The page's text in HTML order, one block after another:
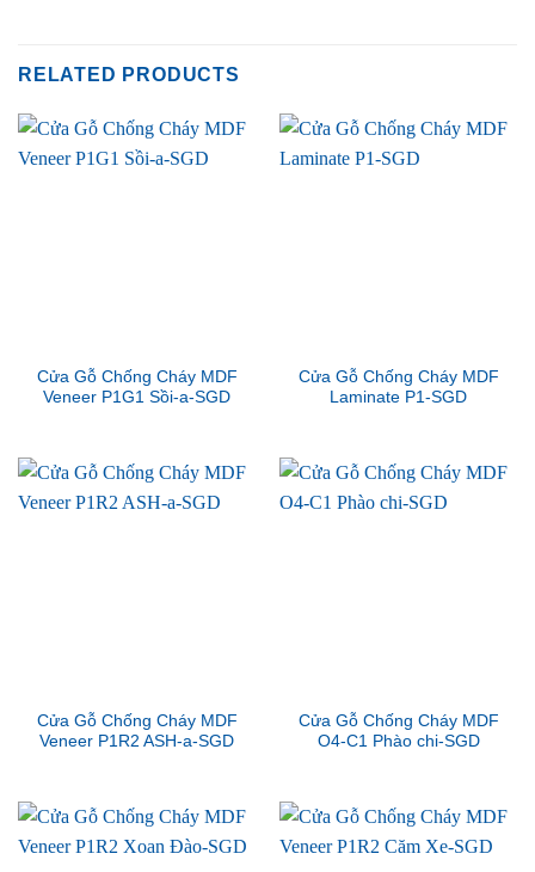
RELATED PRODUCTS
Cửa Gỗ Chống Cháy MDF
Veneer P1G1 Sồi-a-SGD
Cửa Gỗ Chống Cháy MDF
Laminate P1-SGD
Cửa Gỗ Chống Cháy MDF
Veneer P1R2 ASH-a-SGD
Cửa Gỗ Chống Cháy MDF
O4-C1 Phào chi-SGD